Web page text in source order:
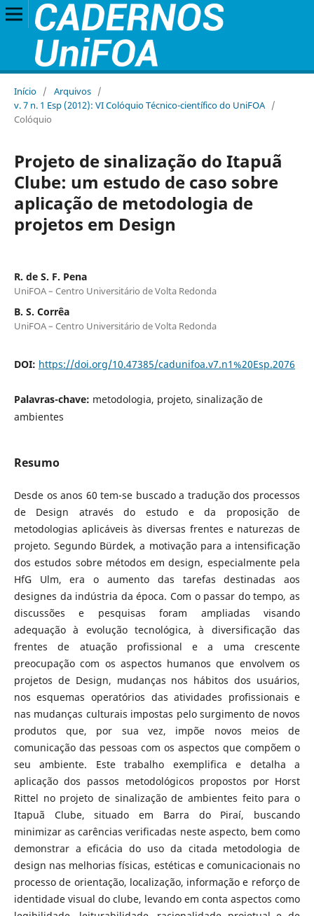
Início / Arquivos /
v. 7 n. 1 Esp (2012): VI Colóquio Técnico-científico do UniFOA /
Colóquio
Projeto de sinalização do Itapuã
Clube: um estudo de caso sobre
aplicação de metodologia de
projetos em Design
R. de S. F. Pena
UniFOA – Centro Universitário de Volta Redonda
B. S. Corrêa
UniFOA – Centro Universitário de Volta Redonda
DOI: https://doi.org/10.47385/cadunifoa.v7.n1%20Esp.2076
Palavras-chave: metodologia, projeto, sinalização de
ambientes
Resumo
Desde os anos 60 tem-se buscado a tradução dos processos
de Design através do estudo e da proposição de
metodologias aplicáveis às diversas frentes e naturezas de
projeto. Segundo Bürdek, a motivação para a intensificação
dos estudos sobre métodos em design, especialmente pela
HfG Ulm, era o aumento das tarefas destinadas aos
designes da indústria da época. Com o passar do tempo, as
discussões e pesquisas foram ampliadas visando
adequação à evolução tecnológica, à diversificação das
frentes de atuação profissional e a uma crescente
preocupação com os aspectos humanos que envolvem os
projetos de Design, mudanças nos hábitos dos usuários,
nos esquemas operatórios das atividades profissionais e
nas mudanças culturais impostas pelo surgimento de novos
produtos que, por sua vez, impõe novos meios de
comunicação das pessoas com os aspectos que compõem o
seu ambiente. Este trabalho exemplifica e detalha a
aplicação dos passos metodológicos propostos por Horst
Rittel no projeto de sinalização de ambientes feito para o
Itapuã Clube, situado em Barra do Piraí, buscando
minimizar as carências verificadas neste aspecto, bem como
demonstrar a eficácia do uso da citada metodologia de
design nas melhorias físicas, estéticas e comunicacionais no
processo de orientação, localização, informação e reforço de
identidade visual do clube, levando em conta aspectos como